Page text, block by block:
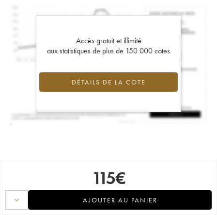
Accès gratuit et illimité
aux statistiques de plus de 150 000 cotes
DÉTAILS DE LA COTE
115€
AJOUTER AU PANIER